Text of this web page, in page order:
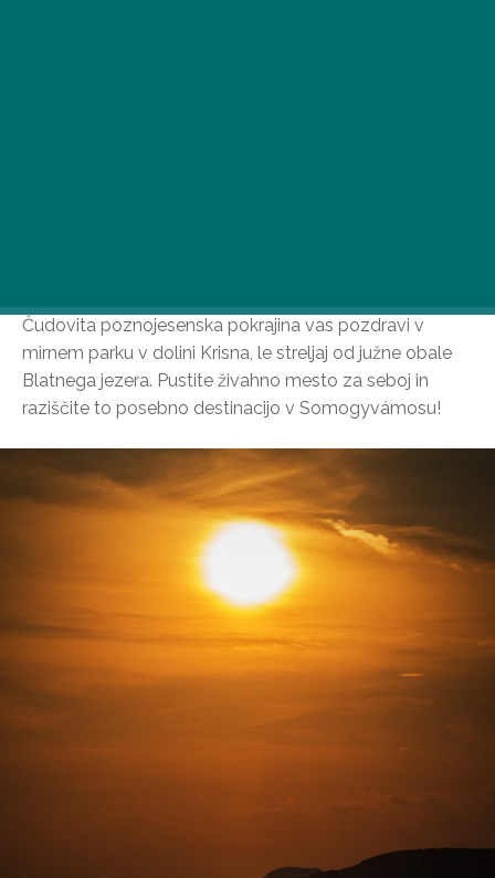
Čudovita poznojesenska pokrajina vas pozdravi v
mirnem parku v dolini Krisna, le streljaj od južne obale
Blatnega jezera. Pustite živahno mesto za seboj in
raziščite to posebno destinacijo v Somogyvámosu!